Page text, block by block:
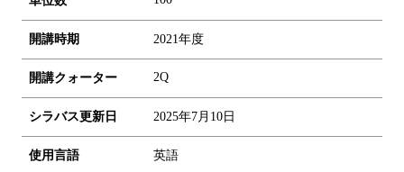
開講時期 2021年度
開講クォーター 2Q
シラバス更新日 2025年7月10日
使用言語 英語